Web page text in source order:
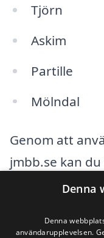
Tjörn
Askim
Partille
Mölndal
Genom att
jmbb.se kan
tjänster från
utformad för
offerter på
Denna
Denna
användarupplevelsen.